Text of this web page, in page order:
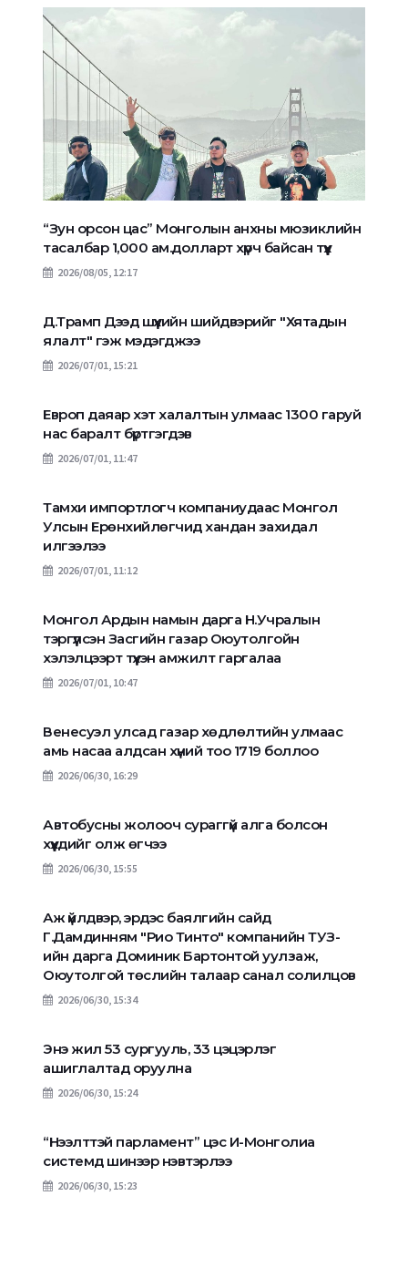
“Зун орсон цас” Монголын анхны мюзиклийн
тасалбар 1,000 ам.долларт хүрч байсан түүх
2026/08/05, 12:17
Д.Трамп Дээд шүүхийн шийдвэрийг "Хятадын
ялалт" гэж мэдэгджээ
2026/07/01, 15:21
Европ даяар хэт халалтын улмаас 1300 гаруй
нас баралт бүртгэгдэв
2026/07/01, 11:47
Тамхи импортлогч компаниудаас Монгол
Улсын Ерөнхийлөгчид хандан захидал
илгээлээ
2026/07/01, 11:12
Монгол Ардын намын дарга Н.Учралын
тэргүүлсэн Засгийн газар Оюутолгойн
хэлэлцээрт түүхэн амжилт гаргалаа
2026/07/01, 10:47
Венесуэл улсад газар хөдлөлтийн улмаас
амь насаа алдсан хүний тоо 1719 боллоо
2026/06/30, 16:29
Автобусны жолооч сураггүй алга болсон
хүүхдийг олж өгчээ
2026/06/30, 15:55
Аж үйлдвэр, эрдэс баялгийн сайд
Г.Дамдинням "Рио Тинто" компанийн ТУЗ-
ийн дарга Доминик Бартонтой уулзаж,
Оюутолгой төслийн талаар санал солилцов
2026/06/30, 15:34
Энэ жил 53 сургууль, 33 цэцэрлэг
ашиглалтад оруулна
2026/06/30, 15:24
“Нээлттэй парламент” цэс И-Монголиа
системд шинээр нэвтэрлээ
2026/06/30, 15:23